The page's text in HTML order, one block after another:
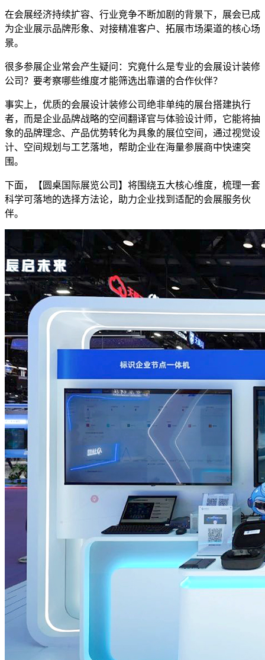
在会展经济持续扩容、行业竞争不断加剧的背景下，展会已成
为企业展示品牌形象、对接精准客户、拓展市场渠道的核心场
景。
很多参展企业常会产生疑问：究竟什么是专业的会展设计装修
公司？要考察哪些维度才能筛选出靠谱的合作伙伴？
事实上，优质的会展设计装修公司绝非单纯的展台搭建执行
者，而是企业品牌战略的空间翻译官与体验设计师，它能将抽
象的品牌理念、产品优势转化为具象的展位空间，通过视觉设
计、空间规划与工艺落地，帮助企业在海量参展商中快速突
围。
下面，【圆桌国际展览公司】将围绕五大核心维度，梳理一套
科学可落地的选择方法论，助力企业找到适配的会展服务伙
伴。